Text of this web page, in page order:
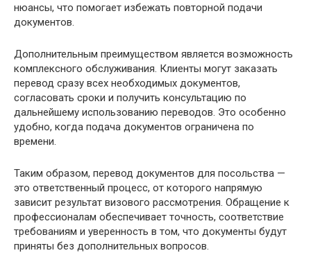
нюансы, что помогает избежать повторной подачи
документов.
Дополнительным преимуществом является возможность
комплексного обслуживания. Клиенты могут заказать
перевод сразу всех необходимых документов,
согласовать сроки и получить консультацию по
дальнейшему использованию переводов. Это особенно
удобно, когда подача документов ограничена по
времени.
Таким образом, перевод документов для посольства —
это ответственный процесс, от которого напрямую
зависит результат визового рассмотрения. Обращение к
профессионалам обеспечивает точность, соответствие
требованиям и уверенность в том, что документы будут
приняты без дополнительных вопросов.